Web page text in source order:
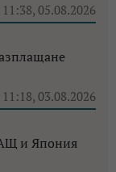
11:38, 05.08.2026
11:18, 03.08.2026
и Япония